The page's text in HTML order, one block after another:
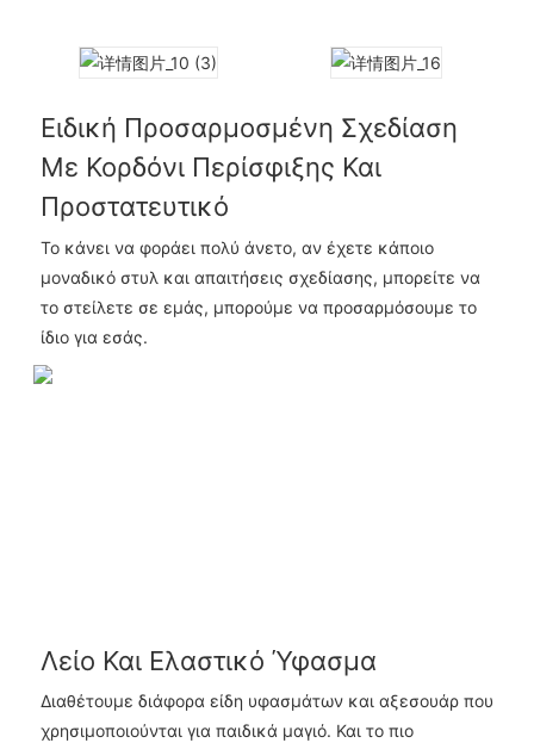
Ειδική Προσαρμοσμένη Σχεδίαση
Με Κορδόνι Περίσφιξης Και
Προστατευτικό
Το κάνει να φοράει πολύ άνετο, αν έχετε κάποιο
μοναδικό στυλ και απαιτήσεις σχεδίασης, μπορείτε να
το στείλετε σε εμάς, μπορούμε να προσαρμόσουμε το
ίδιο για εσάς.
Λείο Και Ελαστικό Ύφασμα
Διαθέτουμε διάφορα είδη υφασμάτων και αξεσουάρ που
χρησιμοποιούνται για παιδικά μαγιό. Και το πιο